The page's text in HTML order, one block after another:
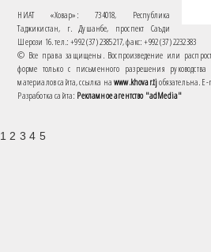
НИАТ «Ховар»: 734018, Республика
Таджикистан, г. Душанбе, проспект Саъди
Шерози 16. тел.: +992 (37) 2385217, факс: +992 (37) 2232383
© Все права защищены. Воспроизведение или
форме только с письменного разрешения руководства
материалов сайта, ссылка наwww.khovar.tjобязательна.
Разработка сайта: Рекламное агентство "adMedia"
1 2 3 4 5